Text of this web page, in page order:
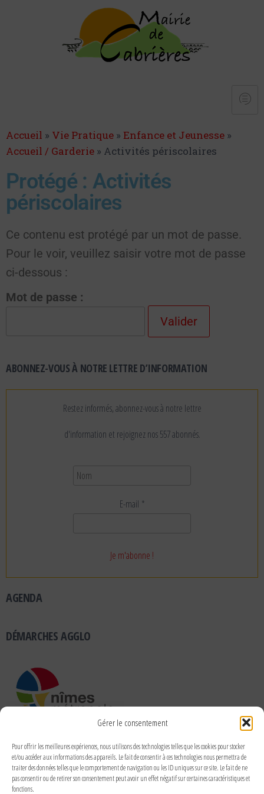
Gérer le consentement
Pour offrir les meilleures expériences, nous utilisons des technologies telles que les cookies pour stocker
et/ou accéder aux informations des appareils. Le fait de consentir à ces technologies nous permettra de
traiter des données telles que le comportement de navigation ou les ID uniques sur ce site. Le fait de ne
pas consentir ou de retirer son consentement peut avoir un effet négatif sur certaines caractéristiques et
fonctions.
Accueil » Vie Pratique » Enfance et Jeunesse »
Accueil / Garderie » Activités périscolaires
Protégé : Activités
périscolaires
Ce contenu est protégé par un mot de passe.
Pour le voir, veuillez saisir votre mot de passe
ci-dessous :
Mot de passe :
ABONNEZ-VOUS À NOTRE LETTRE D’INFORMATION
Restez informés, abonnez-vous à notre lettre
d'information et rejoignez nos 557 abonnés.
E-mail *
AGENDA
DÉMARCHES AGGLO
RUBRIQUES